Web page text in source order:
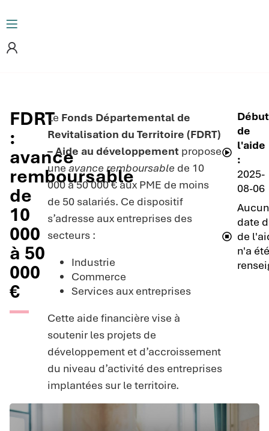
FDRT
:
avance
remboursable
de
10
000
à 50
000
€
Le Fonds Départemental de
Revitalisation du Territoire (FDRT)
– Aide au développement propose
uneavance remboursable de 10
000 à 50 000 € aux PME de moins
de 50 salariés. Ce dispositif
s’adresse aux entreprises des
secteurs :
Industrie
Commerce
Services aux entreprises
Cette aide financière vise à
soutenir les projets de
développement et d’accroissement
du niveau d’activité des entreprises
implantées sur le territoire.
Début
de
l'aide
:
2025-
08-06
date
de
n'a